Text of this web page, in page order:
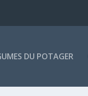
DU POTAGER